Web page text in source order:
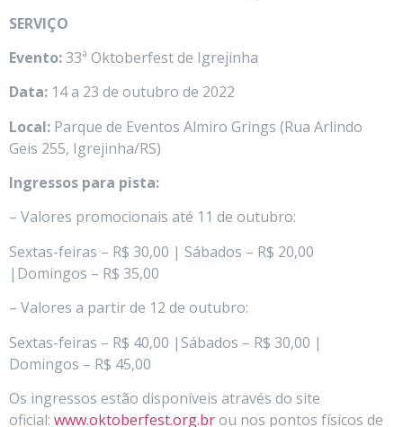
SERVIÇO
Evento:33ª Oktoberfest de Igrejinha
Data: 14 a 23 de outubro de 2022
Local: Parque de Eventos Almiro Grings (Rua Arlindo
Geis 255, Igrejinha/RS)
Ingressos para pista:
– Valores promocionais até 11 de outubro:
Sextas-feiras – R$ 30,00 | Sábados – R$ 20,00
|Domingos – R$ 35,00
– Valores a partir de 12 de outubro:
Sextas-feiras – R$ 40,00 |Sábados – R$ 30,00 |
Domingos – R$ 45,00
Os ingressos estão disponíveis através do site
oficial: www.oktoberfest.org.brou nos pontos físicos de